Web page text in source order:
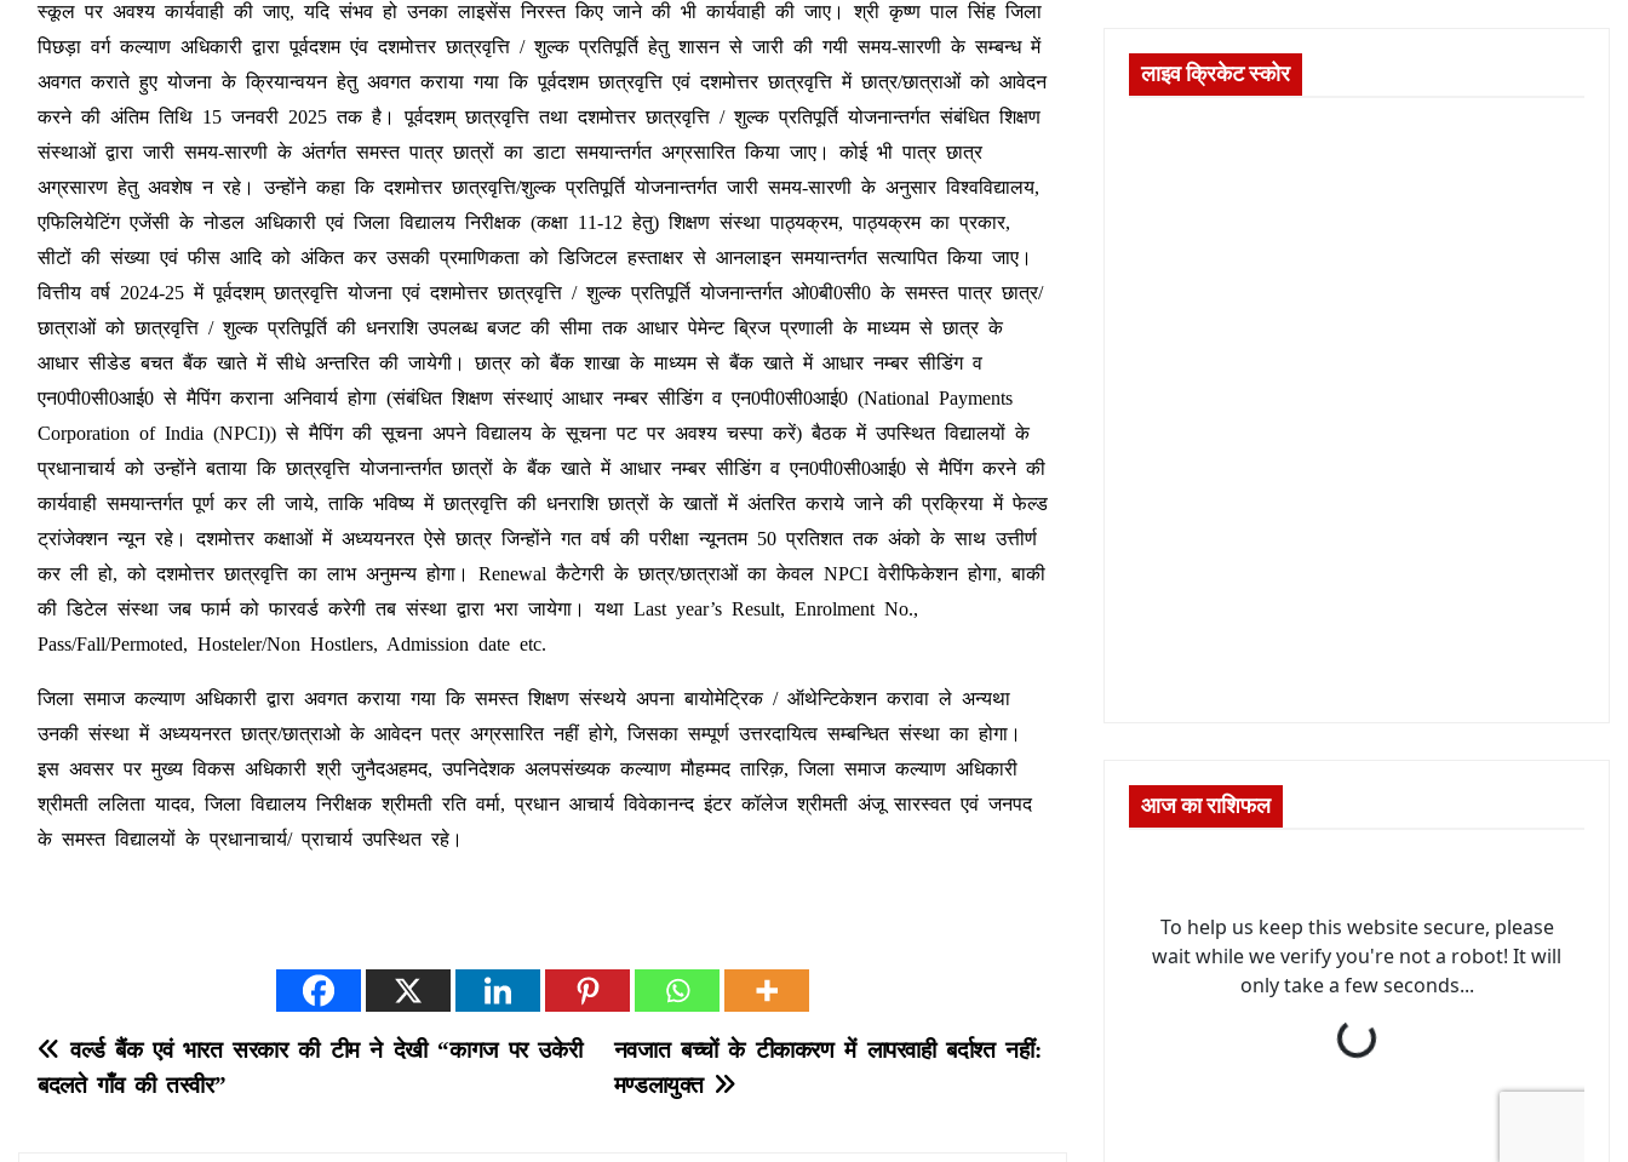
स्कूल पर अवश्य कार्यवाही की जाए, यदि संभव हो उनका लाइसेंस निरस्त किए जाने की भी कार्यवाही की जाए। श्री कृष्ण पाल सिंह जिला
पिछड़ा वर्ग कल्याण अधिकारी द्वारा पूर्वदशम एंव दशमोत्तर छात्रवृत्ति / शुल्क प्रतिपूर्ति हेतु शासन से जारी की गयी समय-सारणी के सम्बन्ध में
अवगत कराते हुए योजना के क्रियान्वयन हेतु अवगत कराया गया कि पूर्वदशम छात्रवृत्ति एवं दशमोत्तर छात्रवृत्ति में छात्र/छात्राओं को आवेदन
करने की अंतिम तिथि 15 जनवरी 2025 तक है। पूर्वदशम् छात्रवृत्ति तथा दशमोत्तर छात्रवृत्ति / शुल्क प्रतिपूर्ति योजनान्तर्गत संबंधित शिक्षण
संस्थाओं द्वारा जारी समय-सारणी के अंतर्गत समस्त पात्र छात्रों का डाटा समयान्तर्गत अग्रसारित किया जाए। कोई भी पात्र छात्र
अग्रसारण हेतु अवशेष न रहे। उन्होंने कहा कि दशमोत्तर छात्रवृत्ति/शुल्क प्रतिपूर्ति योजनान्तर्गत जारी समय-सारणी के अनुसार विश्वविद्यालय,
एफिलियेटिंग एजेंसी के नोडल अधिकारी एवं जिला विद्यालय निरीक्षक (कक्षा 11-12 हेतु) शिक्षण संस्था पाठ्यक्रम, पाठ्यक्रम का प्रकार,
सीटों की संख्या एवं फीस आदि को अंकित कर उसकी प्रमाणिकता को डिजिटल हस्ताक्षर से आनलाइन समयान्तर्गत सत्यापित किया जाए।
वित्तीय वर्ष 2024-25 में पूर्वदशम् छात्रवृत्ति योजना एवं दशमोत्तर छात्रवृत्ति / शुल्क प्रतिपूर्ति योजनान्तर्गत ओ0बी0सी0 के समस्त पात्र छात्र/
छात्राओं को छात्रवृत्ति / शुल्क प्रतिपूर्ति की धनराशि उपलब्ध बजट की सीमा तक आधार पेमेन्ट ब्रिज प्रणाली के माध्यम से छात्र के
आधार सीडेड बचत बैंक खाते में सीधे अन्तरित की जायेगी। छात्र को बैंक शाखा के माध्यम से बैंक खाते में आधार नम्बर सीडिंग व
एन0पी0सी0आई0 से मैपिंग कराना अनिवार्य होगा (संबंधित शिक्षण संस्थाएं आधार नम्बर सीडिंग व एन0पी0सी0आई0 (National Payments
Corporation of India (NPCI)) से मैपिंग की सूचना अपने विद्यालय के सूचना पट पर अवश्य चस्पा करें) बैठक में उपस्थित विद्यालयों के
प्रधानाचार्य को उन्होंने बताया कि छात्रवृत्ति योजनान्तर्गत छात्रों के बैंक खाते में आधार नम्बर सीडिंग व एन0पी0सी0आई0 से मैपिंग करने की
कार्यवाही समयान्तर्गत पूर्ण कर ली जाये, ताकि भविष्य में छात्रवृत्ति की धनराशि छात्रों के खातों में अंतरित कराये जाने की प्रक्रिया में फेल्ड
ट्रांजेक्शन न्यून रहे। दशमोत्तर कक्षाओं में अध्ययनरत ऐसे छात्र जिन्होंने गत वर्ष की परीक्षा न्यूनतम 50 प्रतिशत तक अंको के साथ उत्तीर्ण
कर ली हो, को दशमोत्तर छात्रवृत्ति का लाभ अनुमन्य होगा। Renewal कैटेगरी के छात्र/छात्राओं का केवल NPCI वेरीफिकेशन होगा, बाकी
की डिटेल संस्था जब फार्म को फारवर्ड करेगी तब संस्था द्वारा भरा जायेगा। यथा Last year’s Result, Enrolment No.,
Pass/Fall/Permoted, Hosteler/Non Hostlers, Admission date etc.
जिला समाज कल्याण अधिकारी द्वारा अवगत कराया गया कि समस्त शिक्षण संस्थये अपना बायोमेट्रिक / ऑथेन्टिकेशन करावा ले अन्यथा
उनकी संस्था में अध्ययनरत छात्र/छात्राओ के आवेदन पत्र अग्रसारित नहीं होगे, जिसका सम्पूर्ण उत्तरदायित्व सम्बन्धित संस्था का होगा।
इस अवसर पर मुख्य विकस अधिकारी श्री जुनैदअहमद, उपनिदेशक अलपसंख्यक कल्याण मौहम्मद तारिक़, जिला समाज कल्याण अधिकारी
श्रीमती ललिता यादव, जिला विद्यालय निरीक्षक श्रीमती रति वर्मा, प्रधान आचार्य विवेकानन्द इंटर कॉलेज श्रीमती अंजू सारस्वत एवं जनपद
के समस्त विद्यालयों के प्रधानाचार्य/ प्राचार्य उपस्थित रहे।
P
o
नवजात बच्चों के टीकाकरण में लापरवाही बर्दाश्त नहीं:
मण्डलायुक्त
वर्ल्ड बैंक एवं भारत सरकार की टीम ने देखी “कागज पर उकेरी
बदलते गाँव की तस्वीर”
लाइव क्रिकेट स्कोर
आज का राशिफल